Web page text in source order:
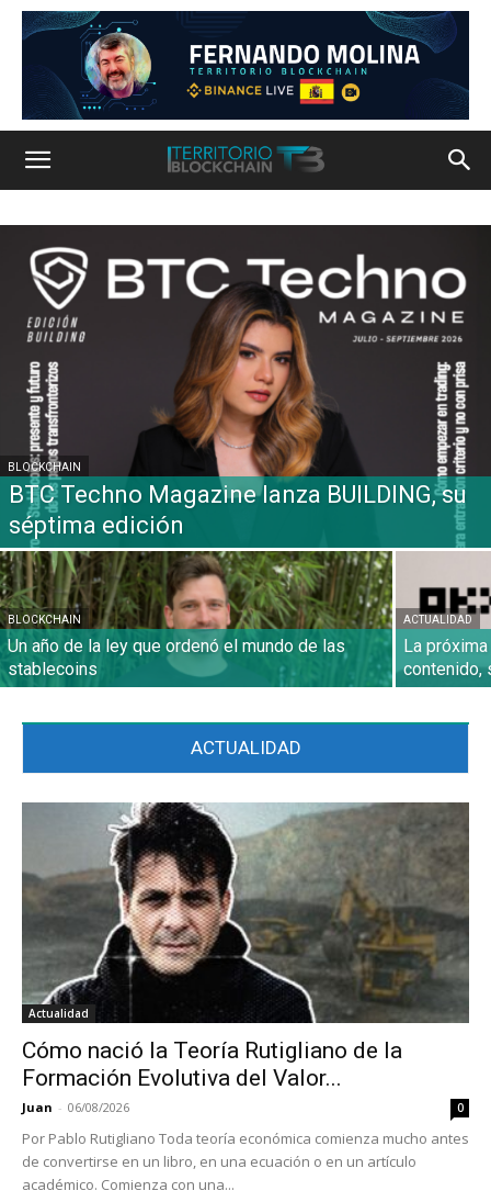
BLOCKCHAIN
BTC Techno Magazine lanza BUILDING, su
séptima edición
BLOCKCHAIN
Un año de la ley que ordenó el mundo de las
stablecoins
ACTUALIDAD
La
contenido,
ACTUALIDAD
Actualidad
Cómo nació la Teoría Rutigliano de la
Formación Evolutiva del Valor...
Juan - 06/08/2026 0
Por Pablo Rutigliano Toda teoría económica comienza mucho antes
de convertirse en un libro, en una ecuación o en un artículo
académico. Comienza con una...